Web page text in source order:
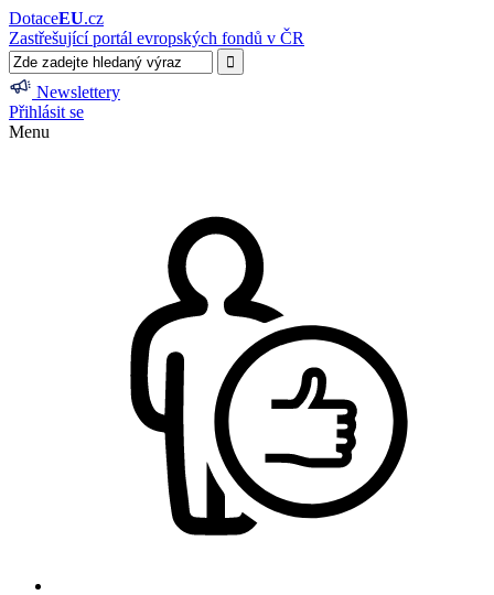
DotaceEU.cz
Zastřešující portál evropských fondů v ČR
Newslettery
Přihlásit se
Menu